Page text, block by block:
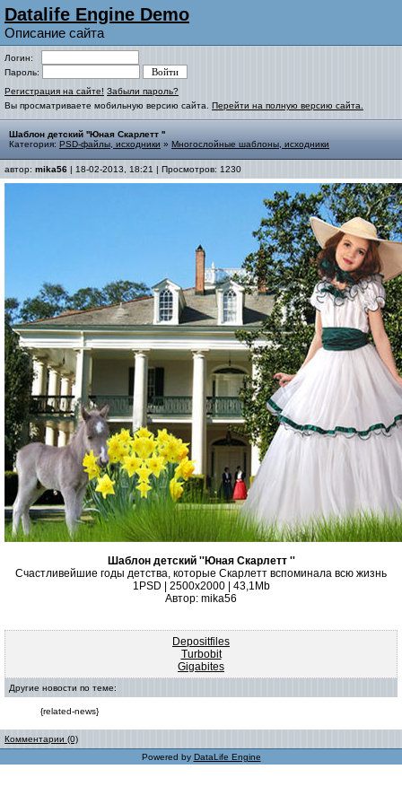
Datalife Engine Demo
Описание сайта
Логин:
Пароль:
Регистрация на сайте! Забыли пароль?
Вы просматриваете мобильную версию сайта. Перейти на полную версию сайта.
Шаблон детский ''Юная Скарлетт ''
Категория: PSD-файлы, исходники » Многослойные шаблоны, исходники
автор: mika56 | 18-02-2013, 18:21 | Просмотров: 1230
Шаблон детский ''Юная Скарлетт ''
Счастливейшие годы детства, которые Скарлетт вспоминала всю жизнь
1PSD | 2500х2000 | 43,1Mb
Автор: mika56
Depositfiles
Turbobit
Gigabites
Другие новости по теме:
{related-news}
Комментарии (0)
Powered by DataLife Engine